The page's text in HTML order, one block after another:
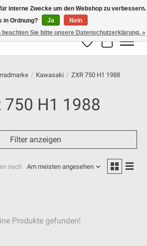
Dein Motorrad
Wunschzettel
Ihr
/ Kawasaki / ZXR 750 H1 1988
750 H1 1988
Filter anzeigen
nach Am meisten angesehen
Produkte gefunden!
interne Zwecke um den Webshop zu verbessern.
in Ordnung?
Ja
Nein
Sie bitte unsere Datenschutzerklärung. »